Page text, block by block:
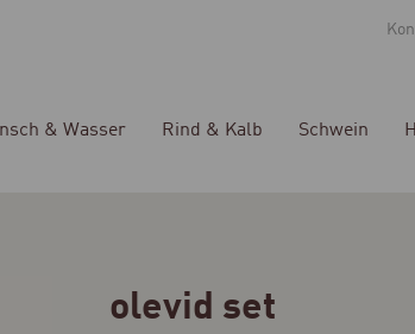
& Wasser Rind & Kalb Schwein
olevid set